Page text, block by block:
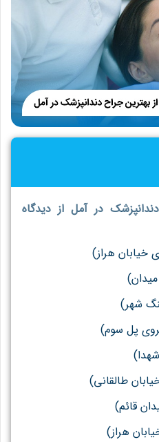
در آمل از دیدگاه
خیابان هراز)
شهر)
پل سوم)
طالقانی)
قائم)
هراز)